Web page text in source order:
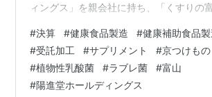
ィングス」を親会社に持ち、「くすりの
世に送り出す実力派メーカーです。特に
見された植物性乳酸菌「ラブレ菌」の研
をリードする存在です。今回は、健康食
製造）を主力としながら、独自の技術で
#決算 #健康食品製造 #健康補助食品製
#受託加工 #サプリメント #京つけもの
#植物性乳酸菌 #ラブレ菌 #富山
#陽進堂ホールディングス